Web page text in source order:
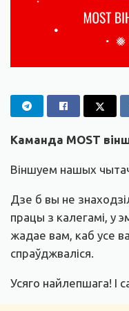
Каманда MOST
Віншуем нашых
Дзе б вы не
працы з калегамі, у
жадае вам, каб усе
спраўджваліся.
Усяго найлепшага! І